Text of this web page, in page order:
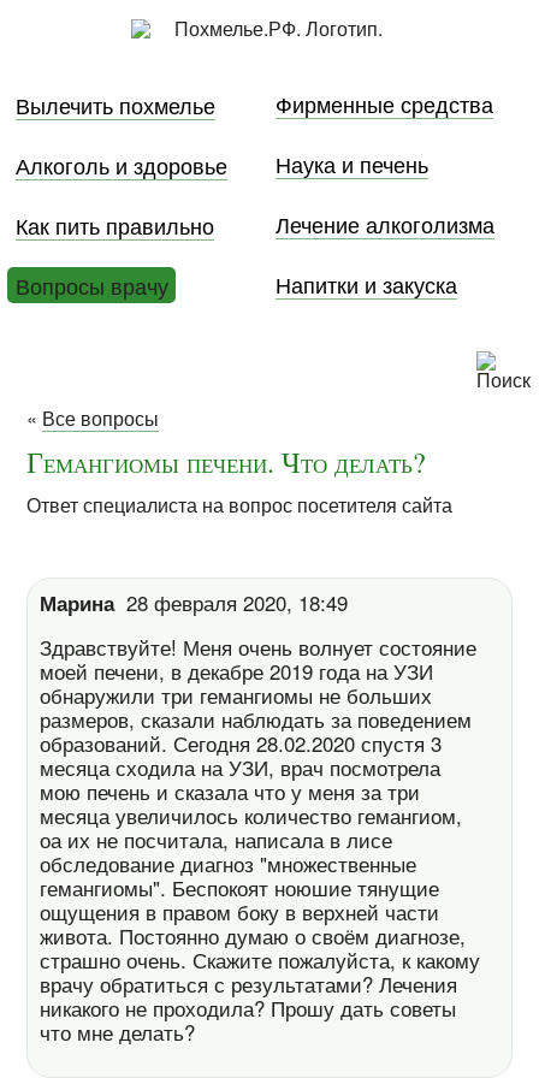
Вылечить похмелье
Фирменные средства
Алкоголь и здоровье
Наука и печень
Как пить правильно
Лечение алкоголизма
Вопросы врачу
Напитки и закуска
« Все вопросы
Гемангиомы печени. Что делать?
Ответ специалиста на вопрос посетителя сайта
Марина 28 февраля 2020, 18:49
Здравствуйте! Меня очень волнует состояние
моей печени, в декабре 2019 года на УЗИ
обнаружили три гемангиомы не больших
размеров, сказали наблюдать за поведением
образований. Сегодня 28.02.2020 спустя 3
месяца сходила на УЗИ, врач посмотрела
мою печень и сказала что у меня за три
месяца увеличилось количество гемангиом,
оа их не посчитала, написала в лисе
обследование диагноз "множественные
гемангиомы". Беспокоят ноюшие тянущие
ощущения в правом боку в верхней части
живота. Постоянно думаю о своём диагнозе,
страшно очень. Скажите пожалуйста, к какому
врачу обратиться с результатами? Лечения
никакого не проходила? Прошу дать советы
что мне делать?